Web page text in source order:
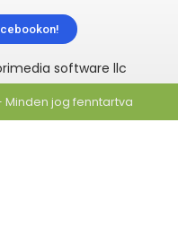
software llc
Minden jog fenntartva